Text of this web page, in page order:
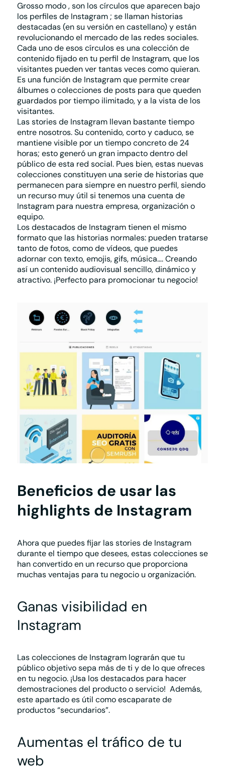
Grosso modo, son los círculos que aparecen bajo
los perfiles de Instagram; se llaman historias
destacadas (en su versión en castellano) y están
revolucionando el mercado de las redes sociales.
Cada uno de esos círculos es una colección de
contenido fijado en tu perfil de Instagram, que los
visitantes pueden ver tantas veces como quieran.
Es una función de Instagramque permite crear
álbumes o colecciones de posts para que queden
guardados por tiempo ilimitado, y a la vista de los
visitantes.
Lasstories de Instagram llevan bastante tiempo
entre nosotros. Su contenido, corto y caduco, se
mantiene visible por un tiempo concreto de 24
horas; esto generó un gran impacto dentro del
público de esta red social. Pues bien, estas nuevas
colecciones constituyen una serie de historias que
permanecen para siempre en nuestro perfil, siendo
un recurso muy útil si tenemos una cuenta de
Instagram para nuestra empresa, organización o
equipo.
Los destacados de Instagram tienen el mismo
formato que las historias normales: pueden tratarse
tanto de fotos, como de vídeos, que puedes
adornar con texto, emojis, gifs, música…. Creando
así un contenido audiovisual sencillo, dinámico y
atractivo. ¡Perfecto para promocionar tu negocio!
Beneficios de usar las
highlights de Instagram
Ahora que puedes fijar lasstories de Instagram
durante el tiempo que desees, estas colecciones se
han convertido en un recurso que proporciona
muchas ventajas para tu negocio u organización.
Ganas visibilidad en
Instagram
Las colecciones de Instagram lograránque tu
público objetivo sepa más de ti y de lo que ofreces
en tu negocio. ¡Usa los destacados para hacer
demostraciones del producto o servicio! Además,
este apartado es útil como escaparate de
productos “secundarios”.
Aumentas el tráfico de tu
web